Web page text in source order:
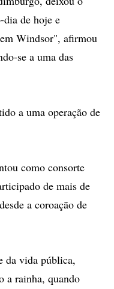
de hoje e
Windsor", afirmou
se a uma das
a uma operação de
como consorte
de mais de
a coroação de
da vida pública,
a rainha, quando